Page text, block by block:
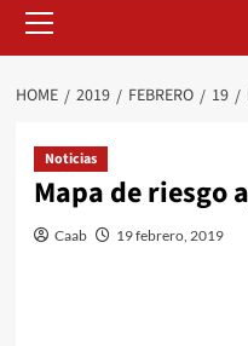
Menu
HOME 2019 FEBRERO 19
Noticias
Mapa de riesgo
Caab 19 febrero, 2019